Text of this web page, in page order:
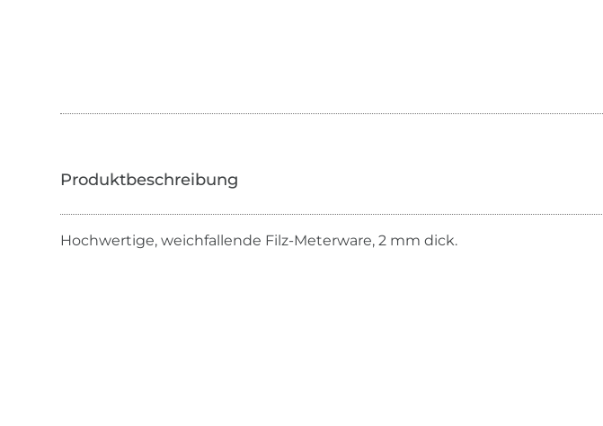
Hochwertige, weichfallende Filz-Meterware, 2 mm dick.